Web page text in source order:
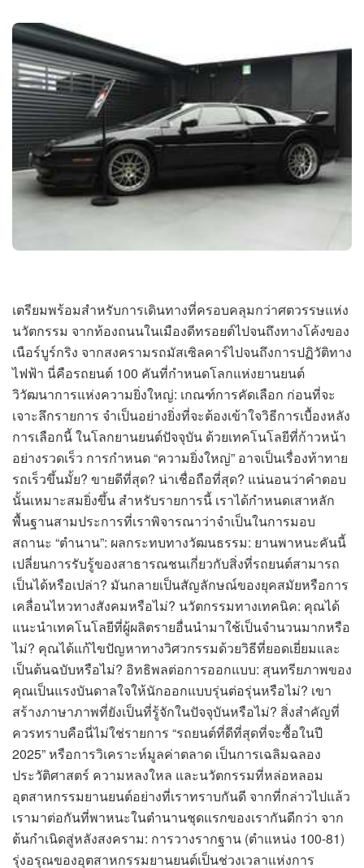
เตรียมพร้อมสำหรับการเดินทางที่ครอบคลุมกว่าศตวรรษแห่ง
นวัตกรรม จากท้องถนนในเมืองดีทรอยต์ไปจนถึงทางโค้งของ
เนือร์บูร์กริง จากสงครามรถมัสเซิลคาร์ไปจนถึงการปฏิวัติทาง
ไฟฟ้า นี่คือรถยนต์ 100 คันที่กำหนดโลกแห่งยานยนต์
วิวัฒนาการแห่งความยิ่งใหญ่: เกณฑ์การคัดเลือก ก่อนที่จะ
เจาะลึกรายการ จำเป็นอย่างยิ่งที่จะต้องเข้าใจวิธีการเบื้องหลัง
การเลือกนี้ ในโลกยานยนต์ปัจจุบัน ด้วยเทคโนโลยีที่ก้าวหน้า
อย่างรวดเร็ว การกำหนด “ความยิ่งใหญ่” อาจเป็นเรื่องท้าทาย
รถเร็วขึ้นมั้ย? ขายดีที่สุด? น่าเชื่อถือที่สุด? แน่นอนว่าคำตอบ
นั้นเหมาะสมยิ่งขึ้น สำหรับรายการนี้ เราได้กำหนดเสาหลัก
พื้นฐานสามประการที่เราพิจารณาว่าจำเป็นในการมอบ
สถานะ “ตำนาน”: ผลกระทบทางวัฒนธรรม: ยานพาหนะคันนี้
เปลี่ยนการรับรู้ของสาธารณชนเกี่ยวกับสิ่งที่รถยนต์สามารถ
เป็นได้หรือเปล่า? มันกลายเป็นสัญลักษณ์ของยุคสมัยหรือการ
เคลื่อนไหวทางสังคมหรือไม่? นวัตกรรมทางเทคนิค: คุณได้
แนะนำเทคโนโลยีที่ผู้ผลิตรายอื่นนำมาใช้เป็นจำนวนมากหรือ
ไม่? คุณได้แก้ไขปัญหาทางวิศวกรรมด้วยวิธีที่ยอดเยี่ยมและ
เป็นต้นฉบับหรือไม่? อิทธิพลต่อการออกแบบ: สุนทรียภาพของ
คุณเป็นแรงบันดาลใจให้นักออกแบบรุ่นต่อรุ่นหรือไม่? เขา
สร้างภาษาภาพที่ยังเป็นที่รู้จักในปัจจุบันหรือไม่? สิ่งสำคัญที่
ควรทราบคือนี่ไม่ใช่รายการ “รถยนต์ที่ดีที่สุดที่จะซื้อในปี
2025” หรือการวิเคราะห์มูลค่าตลาด เป็นการเฉลิมฉลอง
ประวัติศาสตร์ ความหลงใหล และนวัตกรรมที่หล่อหลอม
อุตสาหกรรมยานยนต์อย่างที่เราทราบกันดี จากที่กล่าวไปแล้ว
เรามาต่อกันที่พาหนะในตำนานชุดแรกของเรากันดีกว่า จาก
ต้นกำเนิดสู่หลังสงคราม: การวางรากฐาน (ตำแหน่ง 100-81)
รุ่งอรุณของอุตสาหกรรมยานยนต์เป็นช่วงเวลาแห่งการ